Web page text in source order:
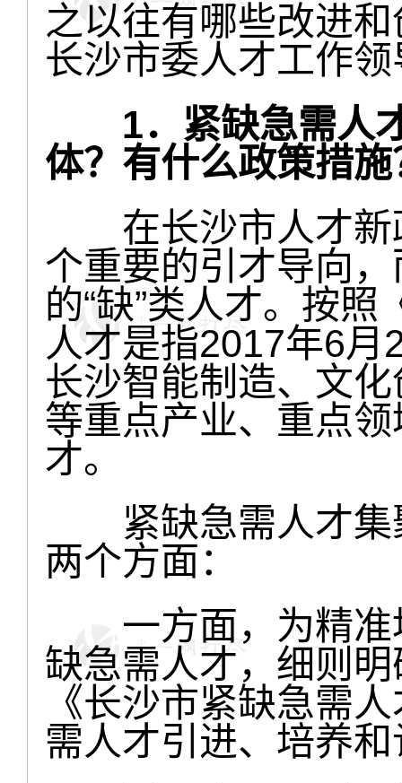
之以往有哪些改进
长沙市委人才工作
1．紧缺急需人
体？有什么政策措施
在长沙市人才新
个重要的引才导向
的“缺”类人才。按
人才是指2017年6
长沙智能制造、文
等重点产业、重点
才。
紧缺急需人才集
两个方面：
一方面，为精准
缺急需人才，细则
《长沙市紧缺急需
需人才引进、培养